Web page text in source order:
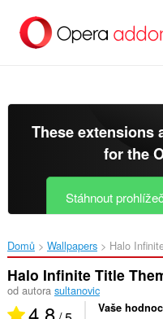
přímo
These extensions
for the
Stáhnout
Domů Wallpapers Halo
Halo Infinite Title
od autora sultanovic
4.8 Vaše